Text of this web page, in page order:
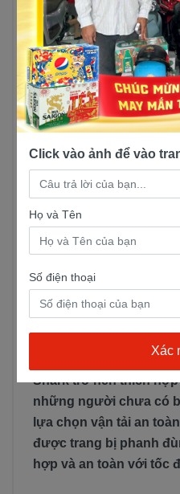
cực đại 2.45 kw tại
với mô-men xoắn
vòng/phút, mang
không gặp phải
khăn khi tăng tốc
50cc.
SYM có mức tiêu
dưới 2.11 lít cho
So sánh với các
mức tiêu hao
hơn một chút,
các mẫu xe tay ga
trường. Bình xăng
đến 5.2 lít, khá
Với vận tốc tối đa có
Shark trở nên thích
những người chưa có
lựa chọn vận tải an
được trang bị phanh
hợp và an toàn với tốc
Click vào ảnh để vào
Họ và Tên
Số điện thoại